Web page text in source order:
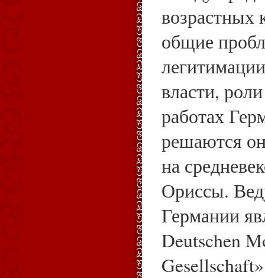
возрастных
общие
власти,
работах
решаются
на
Ориссы.
Германии
Deutschen